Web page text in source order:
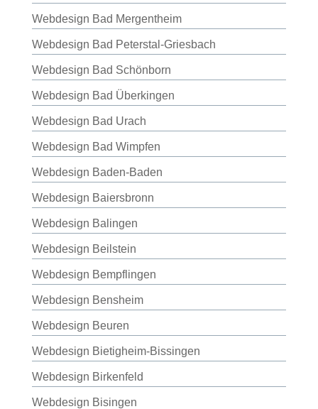
Webdesign Bad Mergentheim
Webdesign Bad Peterstal-Griesbach
Webdesign Bad Schönborn
Webdesign Bad Überkingen
Webdesign Bad Urach
Webdesign Bad Wimpfen
Webdesign Baden-Baden
Webdesign Baiersbronn
Webdesign Balingen
Webdesign Beilstein
Webdesign Bempflingen
Webdesign Bensheim
Webdesign Beuren
Webdesign Bietigheim-Bissingen
Webdesign Birkenfeld
Webdesign Bisingen